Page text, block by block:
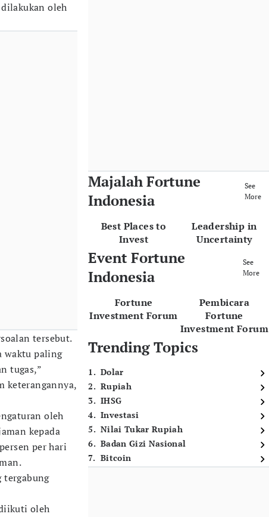
oleh
tersebut.
waktu paling
tugas,”
keterangannya,
oleh
kepada
per hari
tergabung
oleh
Majalah Fortune
Indonesia
See
More
Best Places to
Invest
Leadership in
Uncertainty
Event Fortune
Indonesia
See
More
Fortune
Investment Forum
Pembicara
Fortune
Investment Forum
Trending Topics
1. Dolar
2. Rupiah
3. IHSG
4. Investasi
5. Nilai Tukar Rupiah
6. Badan Gizi Nasional
7. Bitcoin